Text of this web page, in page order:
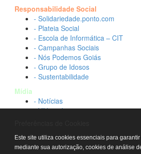
Responsabilidade Social
- Solidariedade.ponto.com
- Plateia Social
- Escola de Informática – CIT
- Campanhas Sociais
- Nós Podemos Goiás
- Grupo de Idosos
- Sustentabilidade
Mídia
- Notícias
- Vídeos Institucionais
Contato
- Fale conosco
Este site utiliza cookies essenciais para
mediante sua autorização, cookies de análise